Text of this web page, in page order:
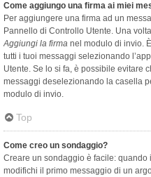
Come aggiungo una firma ai miei
Per aggiungere una firma ad un
Pannello di Controllo Utente. Una
Aggiungi la firma nel modulo di invio.
tutti i tuoi messaggi selezionando
Utente. Se lo si fa, è possibile evitare
messaggi deselezionando la casella
modulo di invio.
Top
Come creo un sondaggio?
Creare un sondaggio è facile:
modifichi il primo messaggio di un